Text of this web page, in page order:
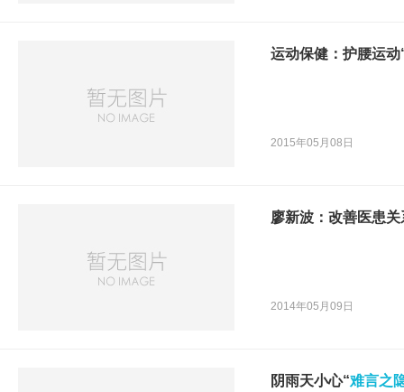
运动保健：护腰运动
2015年05月08日
廖新波：改善医患
2014年05月09日
阴雨天小心“难言之